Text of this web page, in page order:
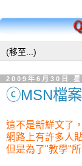
2009年6月30日 星
ⓒMSN檔
這不是新鮮文了，
網路上有許多人
但是為了"教學"